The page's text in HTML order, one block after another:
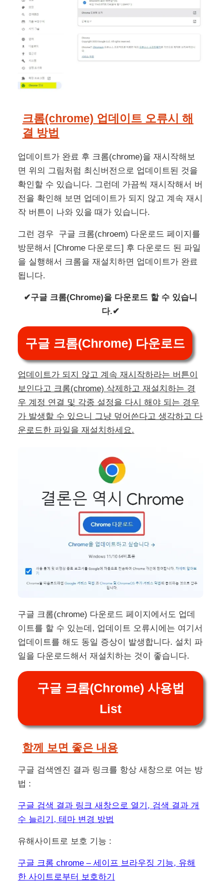
크롬(chrome) 업데이트 오류시 해
결 방법
업데이트가 완료 후 크롬(chrome)을 재시작해보
면 위의 그림처럼 최신버전으로 업데이트된 것을
확인할 수 있습니다. 그런데 가끔씩 재시작해서 버
전을 확인해 보면 업데이트가 되지 않고 계속 재시
작 버튼이 나와 있을 때가 있습니다.
그런 경우 구글 크롬(chroem) 다운로드 페이지를
방문해서 [Chrome 다운로드] 후 다운로드 된 파일
을 실행해서 크롬을 재설치하면 업데이트가 완료
됩니다.
✔구글 크롬(Chrome)을 다운로드 할 수 있습니
다.✔
구글 크롬(Chrome) 다운로드
업데이트가 되지 않고 계속 재시작하라는 버튼이
보인다고 크롬(chrome) 삭제하고 재설치하는 경
우 계정 연결 및 각종 설정을 다시 해야 되는 경우
가 발생할 수 있으니 그냥 덮어쓴다고 생각하고 다
운로드한 파일을 재설치하세요.
구글 크롬(chrome) 다운로드 페이지에서도 업데
이트를 할 수 있는데, 업데이트 오류시에는 여기서
업데이트를 해도 동일 증상이 발생합니다. 설치 파
일을 다운로드해서 재설치하는 것이 좋습니다.
구글 크롬(Chrome) 사용법
List
함께 보면 좋은 내용
구글 검색엔진 결과 링크를 항상 새창으로 여는 방
법 :
구글 검색 결과 링크 새창으로 열기, 검색 결과 개
수 늘리기, 테마 변경 방법
유해사이트로 보호 기능 :
구글 크롬 chrome – 세이프 브라우징 기능, 유해
한 사이트로부터 보호하기